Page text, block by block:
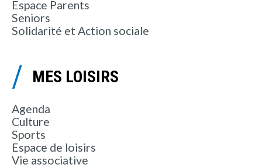
Espace Parents
Seniors
Solidarité et Action sociale
MES LOISIRS
Agenda
Culture
Sports
Espace de loisirs
Vie associative